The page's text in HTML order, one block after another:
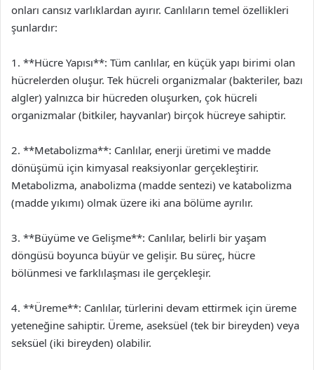
onları cansız varlıklardan ayırır. Canlıların temel özellikleri
şunlardır:
1. **Hücre Yapısı**: Tüm canlılar, en küçük yapı birimi olan
hücrelerden oluşur. Tek hücreli organizmalar (bakteriler, bazı
algler) yalnızca bir hücreden oluşurken, çok hücreli
organizmalar (bitkiler, hayvanlar) birçok hücreye sahiptir.
2. **Metabolizma**: Canlılar, enerji üretimi ve madde
dönüşümü için kimyasal reaksiyonlar gerçekleştirir.
Metabolizma, anabolizma (madde sentezi) ve katabolizma
(madde yıkımı) olmak üzere iki ana bölüme ayrılır.
3. **Büyüme ve Gelişme**: Canlılar, belirli bir yaşam
döngüsü boyunca büyür ve gelişir. Bu süreç, hücre
bölünmesi ve farklılaşması ile gerçekleşir.
4. **Üreme**: Canlılar, türlerini devam ettirmek için üreme
yeteneğine sahiptir. Üreme, aseksüel (tek bir bireyden) veya
seksüel (iki bireyden) olabilir.